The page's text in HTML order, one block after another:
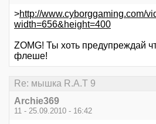
>http://www.cyborggaming.com/
width=656&height=400
ZOMG! Ты хоть предупреждай
флеше!
Re: мышка R.A.T 9
Archie369
11 - 25.09.2010 - 16:42